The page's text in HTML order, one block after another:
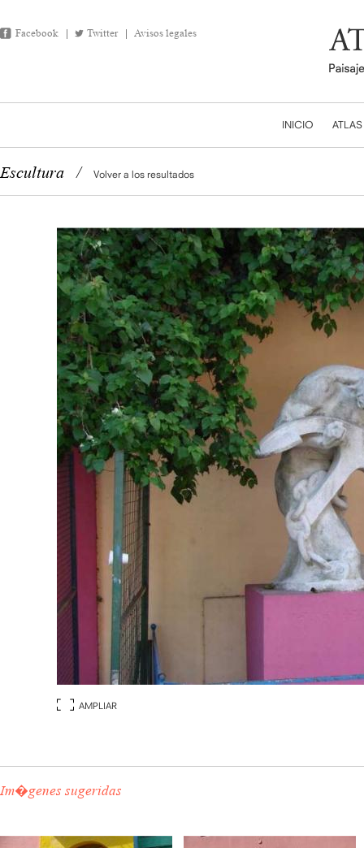
Facebook Twitter Avisos legales
INICIO ATLAS
Escultura / Volver a los resultados
AMPLIAR
Im�genes sugeridas